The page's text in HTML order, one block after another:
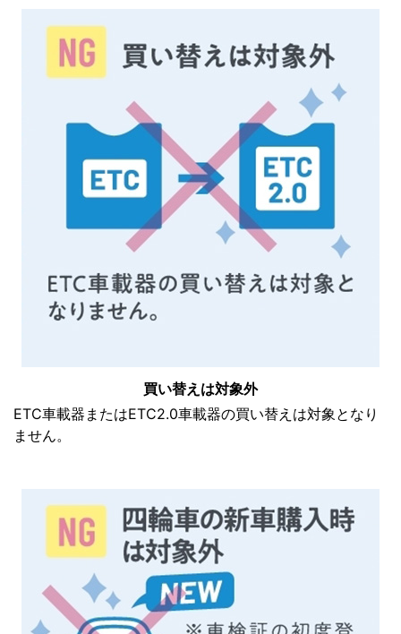
買い替えは対象外
ETC車載器またはETC2.0車載器の買い替えは対象となり
ません。